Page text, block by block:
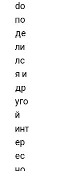
do
по
де
ли
лс
я и
др
уго
й
инт
ер
ес